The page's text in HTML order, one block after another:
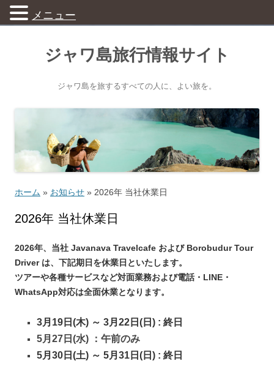
ジャワ島旅行情報サイト
ジャワ島を旅するすべての人に、よい旅を。
ホーム » お知らせ » 2026年 当社休業日
2026年 当社休業日
2026年、当社 Javanava Travelcafe および Borobudur Tour
Driver は、下記期日を休業日といたします。
ツアーや各種サービスなど対面業務および電話・LINE・
WhatsApp対応は全面休業となります。
3月19日(木) ～ 3月22日(日) : 終日
5月27日(水) ：午前のみ
5月30日(土) ～ 5月31日(日) : 終日
メニュー